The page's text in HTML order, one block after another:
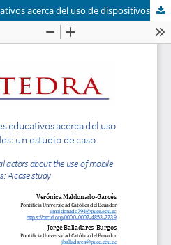
Percepción de actores educativos acerca del uso de dispositivos móviles: un estudio de caso